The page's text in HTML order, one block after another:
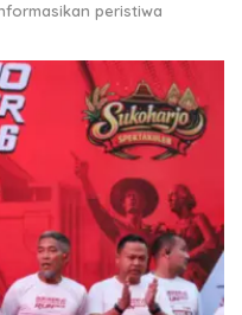
peristiwa